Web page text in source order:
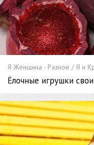
Я Женщина - Разное / Я и
Ёлочные игрушки